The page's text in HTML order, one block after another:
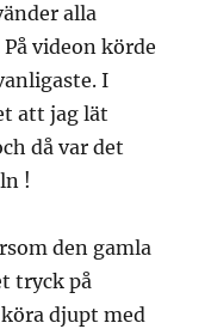
alla
videon körde
I
att jag lät
då var det
!
den gamla
tryck på
djupt med